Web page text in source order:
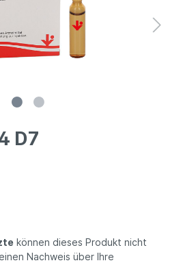
D7
können dieses Produkt nicht
Nachweis über Ihre